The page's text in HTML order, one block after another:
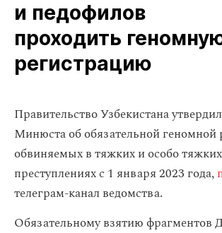
и педофилов
проходить
регистрацию
Правительство Узбекистана
Минюста об обязательной геномной
обвиняемых в тяжких и особо тяжких
преступлениях с 1 января 2023 года,
телеграм-канал ведомства.
Обязательному взятию фрагментов